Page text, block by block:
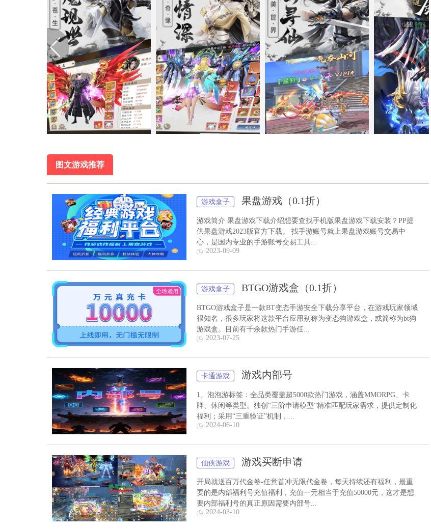
等级福利
战力福利都有送真实充值
充值返利
封顶40倍
返利倍数
单日1000以下
30倍
1000—3000
30倍
3000-5000
30倍
5000以上
30倍
同一固定充值卡激活码：
《古剑奇闻录》游戏是一款修真主题风格人物角色游戏，让玩家感受到3D精致的修真情景，游戏中玩家必须寻找武器的所属，多种多样
岗位可随意觉醒，近身武器远程控制各有千秋，心爱岗位随你饰演。游戏还有着极其丰富多彩的游戏玩法，组队对战、修罗战场、排位赛比
赛、销售市场摆地摊、跟踪仇敌这些，造就你的冠军之路。依靠传说故事的能量进行灭魔斩妖的重担，在这儿体会修真世界的精致历险。精美
打开全员携手并肩美好御剑之行。传统式修真，青云之巅，再续情缘，酷炫方式，时尚潮流新游戏玩法，霸气侧漏战阵，运筹帷幄，绮丽服
装，抢BOSS爆橙装，激情热情的修仙之路就在你脚底，赶快来造就一番仙侠传奇吧！多种互动游戏玩法产生不亦乐乎的快乐，随时与萌妹子闲
图文游戏推荐
游戏盒子 果盘游戏（0.1折）
游戏简介 果盘游戏下载介绍想要查找手机版果盘游戏下载安装？PP提
供果盘游戏2023版官方下载。 找手游账号就上果盘游戏账号交易中
心，是国内专业的手游账号交易工具...
2023-09-09
游戏盒子 BTGO游戏盒（0.1折）
BTGO游戏盒子是一款BT变态手游安全下载分享平台，在游戏玩家领域
很知名，很多玩家将这款平台应用别称为变态狗游戏盒，或简称为bt狗
游戏盒。目前有千余款热门手游任...
2023-07-25
卡通游戏 游戏内部号
1、泡泡游标签：全品类覆盖超5000款热门游戏，涵盖MMORPG、卡
牌、休闲等类型。独创“三阶申请模型”精准匹配玩家需求，提供定制化
福利；采用“三重验证”机制，...
2024-06-10
仙侠游戏 游戏买断申请
开局就送百万代金卷-任意首冲无限代金卷，每天持续还有福利，最重
要的是内部福利号充值福利，充值一元相当于充值50000元，这才是想
要内部福利号的真正原因需要内部号...
2024-03-10